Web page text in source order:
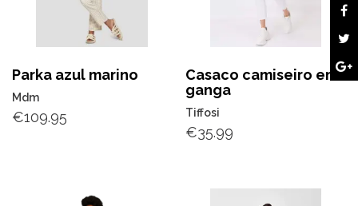
Parka azul marino
Mdm
€109.95
Casaco camiseiro em
ganga
Tiffosi
€35.99